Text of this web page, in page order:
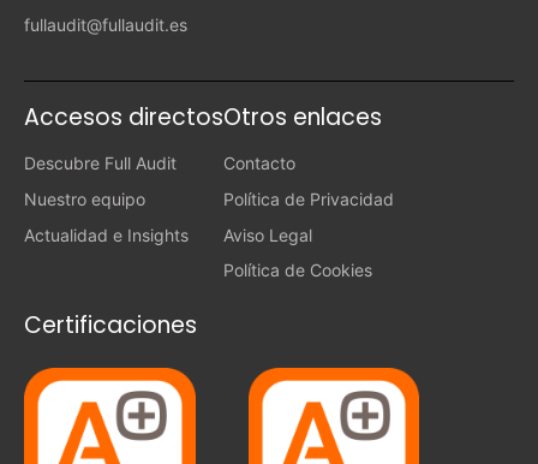
fullaudit@fullaudit.es
Accesos directos
Descubre Full Audit
Nuestro equipo
Actualidad e Insights
Otros enlaces
Contacto
Política de Privacidad
Aviso Legal
Política de Cookies
Certificaciones